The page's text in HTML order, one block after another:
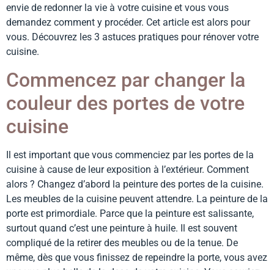
envie de redonner la vie à votre cuisine et vous vous
demandez comment y procéder. Cet article est alors pour
vous. Découvrez les 3 astuces pratiques pour rénover votre
cuisine.
Commencez par changer la
couleur des portes de votre
cuisine
Il est important que vous commenciez par les portes de la
cuisine à cause de leur exposition à l’extérieur. Comment
alors ? Changez d’abord la peinture des portes de la cuisine.
Les meubles de la cuisine peuvent attendre. La peinture de la
porte est primordiale. Parce que la peinture est salissante,
surtout quand c’est une peinture à huile. Il est souvent
compliqué de la retirer des meubles ou de la tenue. De
même, dès que vous finissez de repeindre la porte, vous avez